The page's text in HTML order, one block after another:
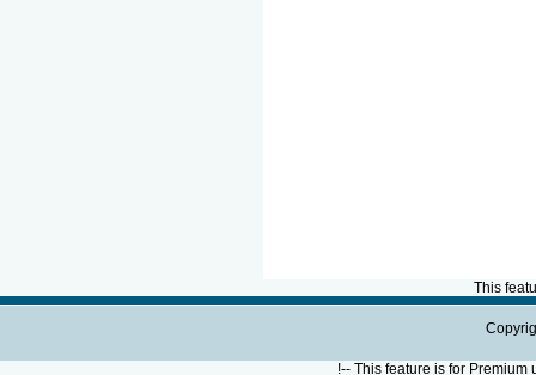
This
!--This feature is for Premium